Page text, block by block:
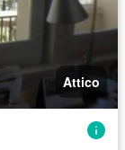
Attico